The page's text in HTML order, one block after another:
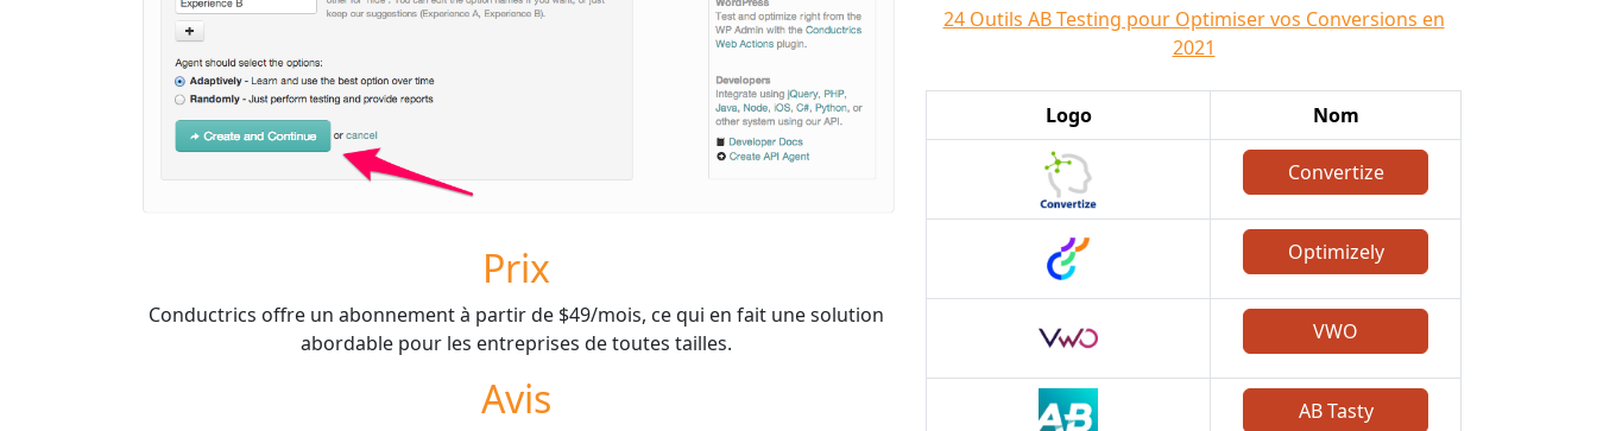
Prix
Conductrics offre un abonnement à partir de $49/mois, ce qui en fait une solution
abordable pour les entreprises de toutes tailles.
Avis
24 Outils AB Testing pour Optimiser vos Conversions en
2021
Logo Nom
Convertize
Optimizely
VWO
AB Tasty